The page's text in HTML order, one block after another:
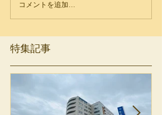
コメントを追加…
特集記事